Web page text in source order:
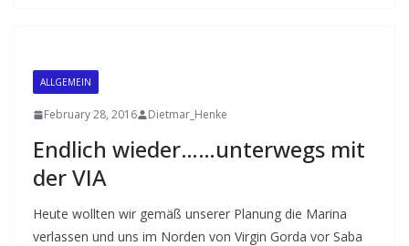
ALLGEMEIN
February 28, 2016 Dietmar_Henke
Endlich wieder……unterwegs mit
der VIA
Heute wollten wir gemäß unserer Planung die Marina
verlassen und uns im Norden von Virgin Gorda vor Saba